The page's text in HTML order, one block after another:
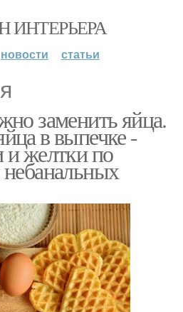
ИНТЕРЬЕРА
новости статьи
заменить яйца.
в выпечке -
и желтки по